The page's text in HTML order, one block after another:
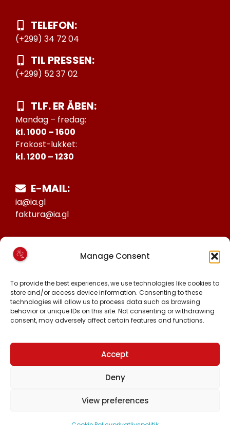
Manage Consent
To provide the best experiences, we use technologies like cookies to
store and/or access device information. Consenting to these
technologies will allow us to process data such as browsing
behavior or unique IDs on this site. Not consenting or withdrawing
consent, may adversely affect certain features and functions.
Accept
Deny
View preferences
TELEFON:
(+299) 34 72 04
TIL PRESSEN:
(+299) 52 37 02
TLF. ER ÅBEN:
Mandag – fredag:
kl. 1000 – 1600
Frokost-lukket:
kl. 1200 – 1230
E-MAIL:
ia@ia.gl
faktura@ia.gl
25027388
KONTO NR:
6471-1511626
FØLG OS PÅ:
FACEBOOK
TIKTOK